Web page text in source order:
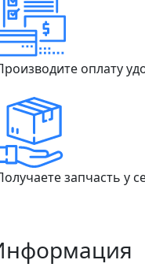
оплату
запчасть у